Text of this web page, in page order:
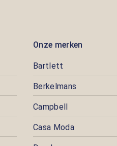
Onze merken
Bartlett
Berkelmans
Campbell
Casa Moda